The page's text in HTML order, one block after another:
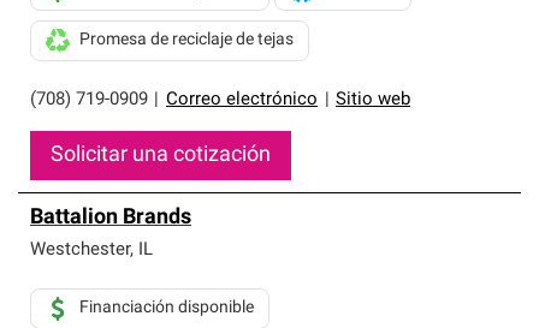
(708) 719-0909 Correo electrónico Sitio web
Promesa de reciclaje de tejas
Solicitar una cotización
Battalion Brands
Westchester, IL
Financiación disponible